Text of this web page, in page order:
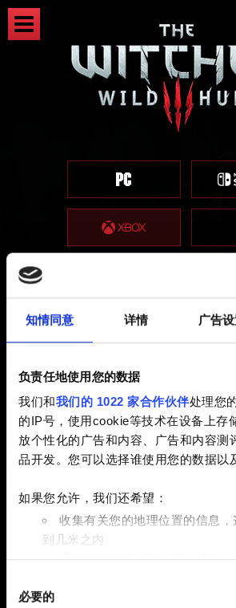
知情同意 详情 广告
负责任地使用您的数据
我们和我们的 1022 家合作伙伴处理您
的IP号，使用cookie等技术在设备上存
放个性化的广告和内容、广告和内容测
品开发。您可以选择谁使用您的数据以
如果您允许，我们还希望：
收集有关您的地理位置的信息
到几米之内
通过主动扫描特定特征（指纹
查找有关您的个人数据如
并设置您的首选项。您可随时从Cookie
必要的
注册奖励（游戏内奖励）- 获取
方法
已创建 5 years ago 已更新 3 years ago
您可以在www.thewitcher.com/my-